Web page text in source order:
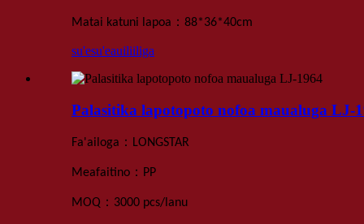
Matai katuni lapoa ： 88*36*40cm
su'esu'eauiliiliga
Palasitika lapotopoto nofoa maualuga LJ-
Fa'ailoga ： LONGSTAR
Meafaitino ： PP
MOQ ： 3000 pcs/lanu